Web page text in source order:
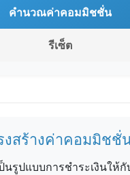
คำนวณค่าคอมมิชชั่น
รีเซ็ต
งสร้างค่าคอมมิชชั่
รูปแบบการชำระเงินให้